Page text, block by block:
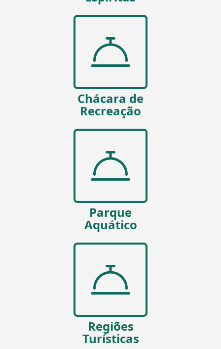
Chácara de
Recreação
Parque
Aquático
Regiões
Turísticas